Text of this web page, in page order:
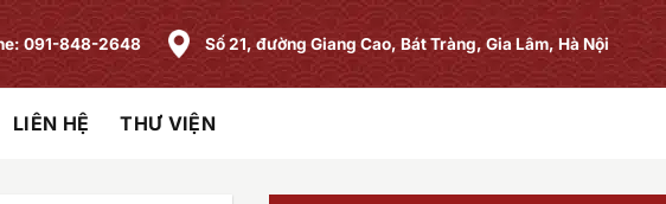
091-848-2648 Số 21, đường Giang Cao, Bát Tràng, Gia Lâm, Hà Nội
LIÊN HỆ THƯ VIỆN